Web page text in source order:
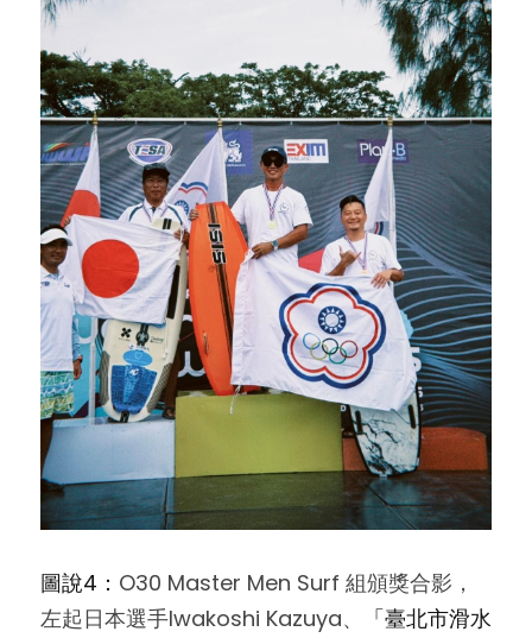
圖說4： O30 Master Men Surf 組頒獎合影，
左起日本選手Iwakoshi Kazuya、
「臺北市滑水